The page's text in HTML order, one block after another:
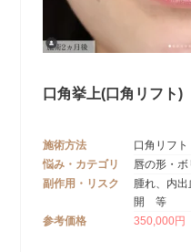
口角挙上(口角リフト)
施術方法
口角リフト
悩み・カテゴリ
唇の形・
副作用・リスク
腫れ、内
開 等
参考価格
350,000円